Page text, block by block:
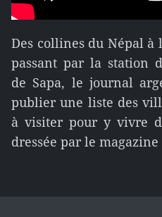
Des collines du Népal
passant par la station
de Sapa, le journal
publier une liste des
à visiter pour y vivre
dressée par le